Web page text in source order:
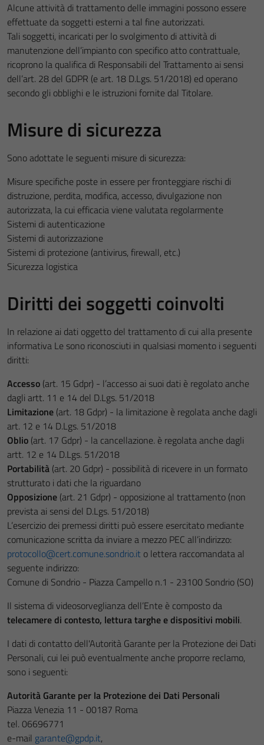
Alcune attività di trattamento delle immagini possono essere
effettuate da soggetti esterni a tal fine autorizzati.
Tali soggetti, incaricati per lo svolgimento di attività di
manutenzione dell’impianto con specifico atto contrattuale,
ricoprono la qualifica di Responsabili del Trattamento ai sensi
dell’art. 28 del GDPR (e art. 18 D.Lgs. 51/2018) ed operano
secondo gli obblighi e le istruzioni fornite dal Titolare.
Misure di sicurezza
Sono adottate le seguenti misure di sicurezza:
Misure specifiche poste in essere per fronteggiare rischi di
distruzione, perdita, modifica, accesso, divulgazione non
autorizzata, la cui efficacia viene valutata regolarmente
Sistemi di autenticazione
Sistemi di autorizzazione
Sistemi di protezione (antivirus, firewall, etc.)
Sicurezza logistica
Diritti dei soggetti coinvolti
In relazione ai dati oggetto del trattamento di cui alla presente
informativa Le sono riconosciuti in qualsiasi momento i seguenti
diritti:
Accesso (art. 15 Gdpr) - l’accesso ai suoi dati è regolato anche
dagli artt. 11 e 14 del D.Lgs. 51/2018
Limitazione (art. 18 Gdpr) - la limitazione è regolata anche dagli
art. 12 e 14 D.Lgs. 51/2018
Oblio (art. 17 Gdpr) - la cancellazione. è regolata anche dagli
artt. 12 e 14 D.Lgs. 51/2018
Portabilità (art. 20 Gdpr) - possibilità di ricevere in un formato
strutturato i dati che la riguardano
Opposizione (art. 21 Gdpr) - opposizione al trattamento (non
prevista ai sensi del D.Lgs. 51/2018)
L’esercizio dei premessi diritti può essere esercitato mediante
comunicazione scritta da inviare a mezzo PEC all’indirizzo:
protocollo@cert.comune.sondrio.it o lettera raccomandata al
seguente indirizzo:
Comune di Sondrio - Piazza Campello n.1 - 23100 Sondrio (SO)
Il sistema di videosorveglianza dell’Ente è composto da
telecamere di contesto, lettura targhe e dispositivi mobili.
I dati di contatto dell'Autorità Garante per la Protezione dei Dati
Personali, cui lei può eventualmente anche proporre reclamo,
sono i seguenti:
Autorità Garante per la Protezione dei Dati Personali
Piazza Venezia 11 - 00187 Roma
tel. 06696771
e-mail garante@gpdp.it,